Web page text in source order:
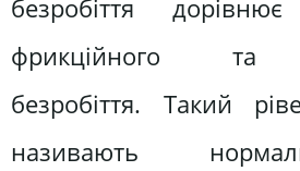
безробіття
фрикційного та
безробіття. Такий
називають